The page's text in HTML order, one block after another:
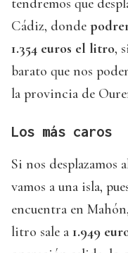
tendremos que
Cádiz, donde
1.354 euros el litro,
barato que nos
la provincia de
Los más caros
Si nos desplazamos
vamos a una isla,
encuentra en
litro sale a 1.949